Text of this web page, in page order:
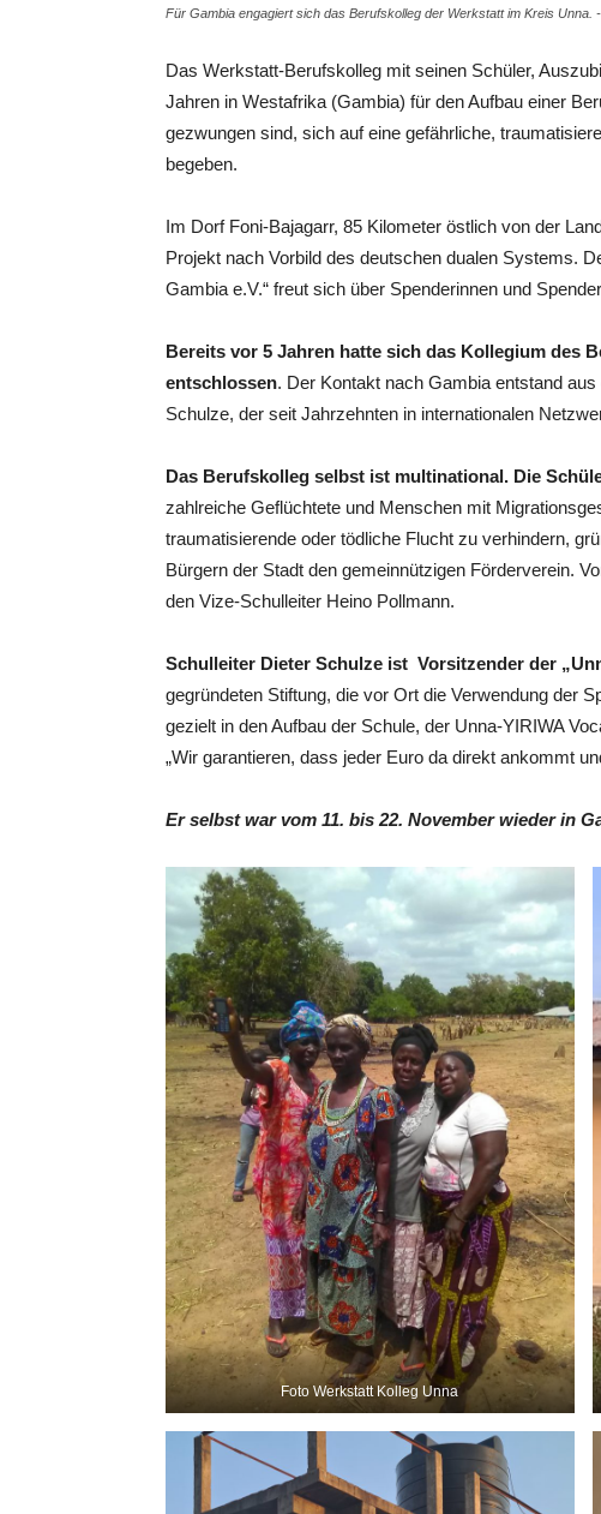
Für Gambia engagiert sich das Berufskolleg der Werkstatt im Kreis Unna.
Das Werkstatt-Berufskolleg mit seinen Schüler,
Jahren in Westafrika (Gambia) für den Aufbau einer
gezwungen sind, sich auf eine gefährliche,
begeben.
Im Dorf Foni-Bajagarr, 85 Kilometer östlich von der
Projekt nach Vorbild des deutschen dualen Systems.
Gambia e.V.“ freut sich über Spenderinnen und
Bereits vor 5 Jahren hatte sich das Kollegium des
entschlossen. Der Kontakt nach Gambia entstand
Schulze, der seit Jahrzehnten in internationalen
Das Berufskolleg selbst ist multinational. Die
zahlreiche Geflüchtete und Menschen mit
traumatisierende oder tödliche Flucht zu verhindern,
Bürgern der Stadt den gemeinnützigen Förderverein.
den Vize-Schulleiter Heino Pollmann.
Schulleiter Dieter Schulze ist Vorsitzender der
gegründeten Stiftung, die vor Ort die Verwendung der
gezielt in den Aufbau der Schule, der Unna-YIRIWA
„Wir garantieren, dass jeder Euro da direkt ankommt
Er selbst war vom 11. bis 22. November wieder in
Foto Werkstatt Kolleg Unna